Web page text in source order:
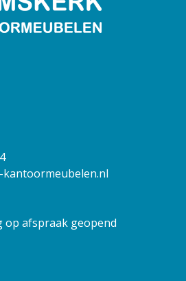
op afspraak geopend